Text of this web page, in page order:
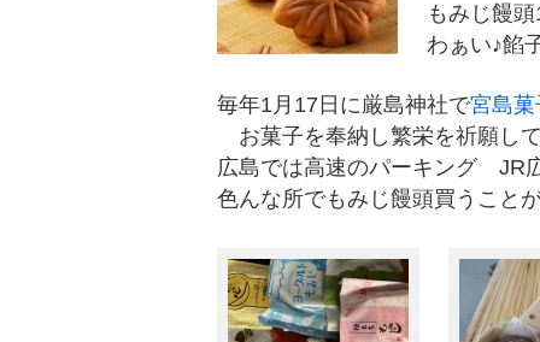
もみじ饅
わぁい♪餡
毎年1月17日に厳島神社で宮島
お菓子を奉納し繁栄を祈願し
広島では高速のパーキング
色んな所でもみじ饅頭買うこと